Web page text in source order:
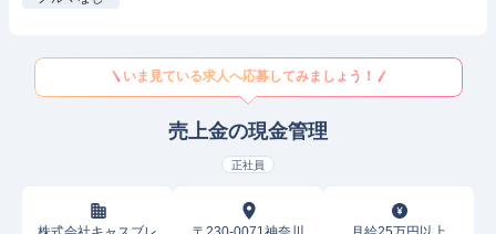
いま見ている求人へ応募してみましょう！
売上金の現金管理
正社員